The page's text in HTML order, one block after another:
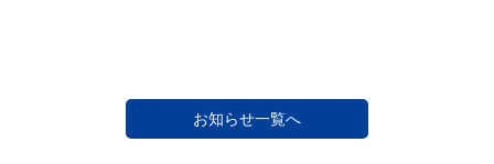
お知らせ一覧へ